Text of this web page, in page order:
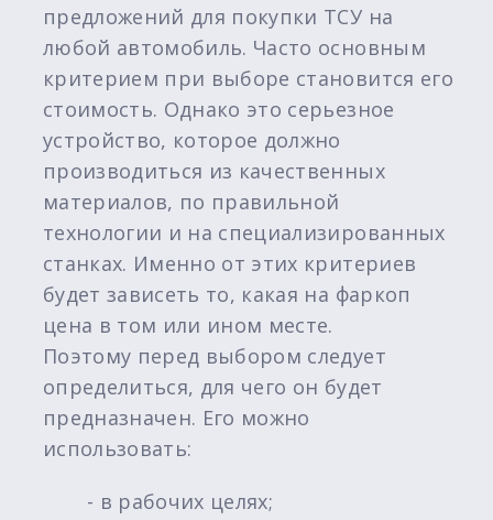
предложений для покупки ТСУ на
любой автомобиль. Часто основным
критерием при выборе становится его
стоимость. Однако это серьезное
устройство, которое должно
производиться из качественных
материалов, по правильной
технологии и на специализированных
станках. Именно от этих критериев
будет зависеть то, какая на фаркоп
цена в том или ином месте.
Поэтому перед выбором следует
определиться, для чего он будет
предназначен. Его можно
использовать:
- в рабочих целях;